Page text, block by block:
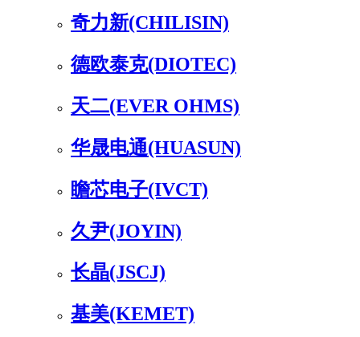
奇力新(CHILISIN)
德欧泰克(DIOTEC)
天二(EVER OHMS)
华晟电通(HUASUN)
瞻芯电子(IVCT)
久尹(JOYIN)
长晶(JSCJ)
基美(KEMET)